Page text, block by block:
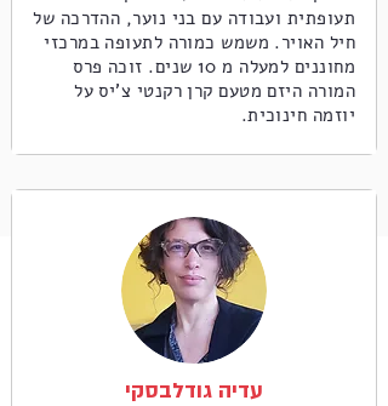
תעופתית ועבודה עם בני נוער, ההדרכה של
חיל האויר. משמש כמורה לתעופה במרכזי
מחוננים למעלה מ 10 שנים. זוכה פרס
המורה היזם מטעם קרן רקנטי צ'יס על
יוזמה חינוכית.
עדיה גודלבסקי